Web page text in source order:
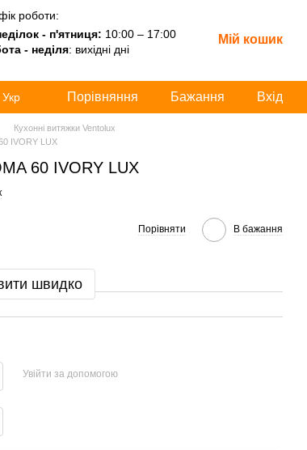
роботи:
- п'ятниця: 10:00 – 17:00
- неділя: вихідні дні
Мій кошик
Укр Порівняння Бажання Вхід
Кухонні витяжки Ventolux
IVORY LUX
60 IVORY LUX
Порівняти В бажання
швидко
Увійти за допомогою